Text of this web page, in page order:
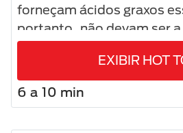
forneçam ácidos graxos
portanto, não devam ser
gordura na dieta dos pets,
mostram que a
pode trazer benefícios à
cães.
EXIBIR HOT
6 a 10 min